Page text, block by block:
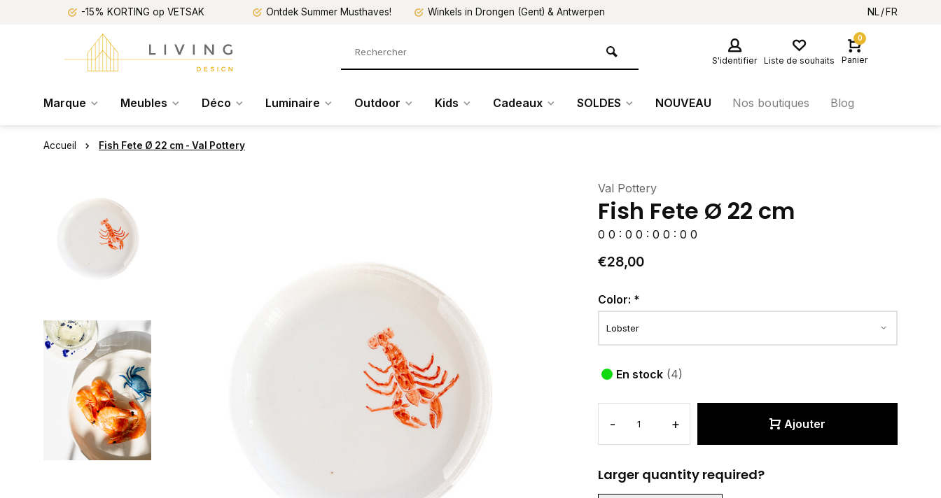
-15% KORTING op VETSAK Ontdek Summer Musthaves! Winkels in Drongen (Gent) & Antwerpen NL FR
S'identifier Liste de souhaits
0
Panier
Marque Meubles Déco Luminaire Outdoor Kids Cadeaux SOLDES NOUVEAU Nos boutiques Blog
Accueil Fish Fete Ø 22 cm - Val Pottery
Val Pottery
Fish Fete Ø 22 cm
0 0 : 0 0 : 0 0 : 0 0
€28,00
Color: *
En stock (4)
- + Ajouter
Larger quantity required?